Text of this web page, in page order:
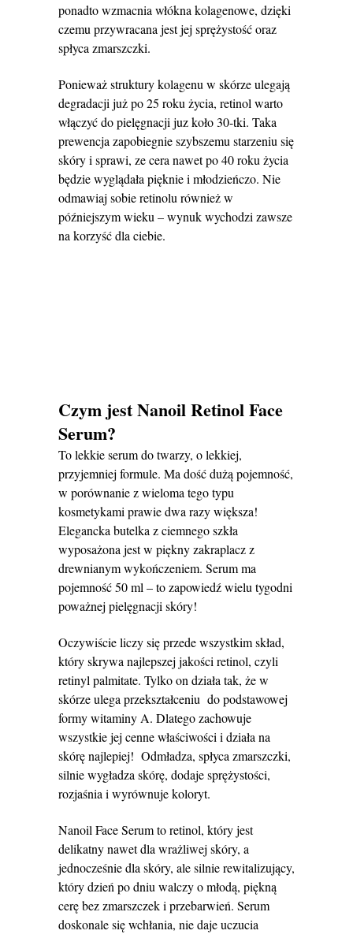
ponadto wzmacnia włókna kolagenowe, dzięki
czemu przywracana jest jej sprężystość oraz
spłyca zmarszczki.
Ponieważ struktury kolagenu w skórze ulegają
degradacji już po 25 roku życia, retinol warto
włączyć do pielęgnacji juz koło 30-tki. Taka
prewencja zapobiegnie szybszemu starzeniu się
skóry i sprawi, ze cera nawet po 40 roku życia
będzie wyglądała pięknie i młodzieńczo. Nie
odmawiaj sobie retinolu również w
późniejszym wieku – wynuk wychodzi zawsze
na korzyść dla ciebie.
Czym jest Nanoil Retinol Face
Serum?
To lekkie serum do twarzy, o lekkiej,
przyjemniej formule. Ma dość dużą pojemność,
w porównanie z wieloma tego typu
kosmetykami prawie dwa razy większa!
Elegancka butelka z ciemnego szkła
wyposażona jest w piękny zakraplacz z
drewnianym wykończeniem. Serum ma
pojemność 50 ml – to zapowiedź wielu tygodni
poważnej pielęgnacji skóry!
Oczywiście liczy się przede wszystkim skład,
który skrywa najlepszej jakości retinol, czyli
retinyl palmitate. Tylko on działa tak, że w
skórze ulega przekształceniu do podstawowej
formy witaminy A. Dlatego zachowuje
wszystkie jej cenne właściwości i działa na
skórę najlepiej! Odmładza, spłyca zmarszczki,
silnie wygładza skórę, dodaje sprężystości,
rozjaśnia i wyrównuje koloryt.
Nanoil Face Serum to retinol, który jest
delikatny nawet dla wrażliwej skóry, a
jednocześnie dla skóry, ale silnie rewitalizujący,
który dzień po dniu walczy o młodą, piękną
cerę bez zmarszczek i przebarwień. Serum
doskonale się wchłania, nie daje uczucia